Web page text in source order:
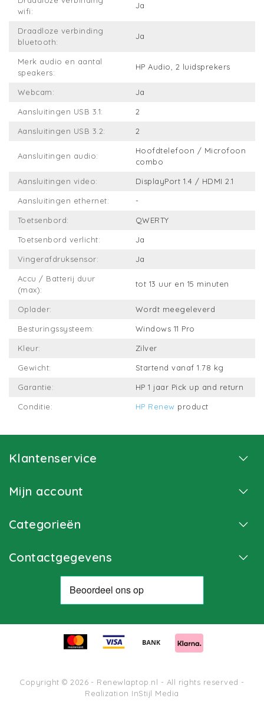
wifi:
Ja
Draadloze verbinding
bluetooth:
Ja
Merk audio en aantal
speakers:
HP Audio, 2 luidsprekers
Webcam: Ja
Aansluitingen USB 3.1: 2
Aansluitingen USB 3.2: 2
Aansluitingen audio:
Hoofdtelefoon / Microfoon
combo
Aansluitingen video: DisplayPort 1.4 / HDMI 2.1
Aansluitingen ethernet: -
Toetsenbord: QWERTY
Toetsenbord verlicht: Ja
Vingerafdruksensor: Ja
Accu / Batterij duur
(max):
tot 13 uur en 15 minuten
Oplader: Wordt meegeleverd
Besturingssysteem: Windows 11 Pro
Kleur: Zilver
Gewicht: Startend vanaf 1.78 kg
Garantie: HP 1 jaar Pick up and return
Conditie: HP Renew product
Klantenservice
Mijn account
Categorieën
Contactgegevens
Copyright © 2026 - Renewlaptop.nl - All rights reserved -
Realization InStijl Media